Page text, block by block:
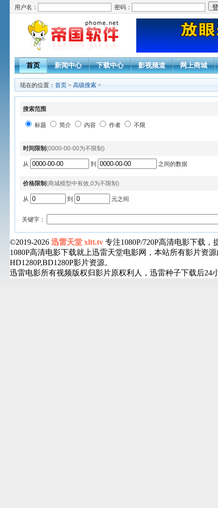
用户名： 密码：
首页 新闻中心 下载中心 影视频道 网上商城
现在的位置： 首页 > 高级搜索 >
搜索范围
标题 简介 内容 作者 不限
时间限制(0000-00-00为不限制)
从 到 之间的数据
价格限制(商城模型中有效,0为不限制)
从 到 元之间
关键字：
©2019-2026 迅雷天堂 xltt.tv 专注1080P/720P高清电影下载
1080P高清电影下载就上迅雷天堂电影网，本站所有影片资
HD1280P,BD1280P影片资源。
迅雷电影所有视频版权归影片原权利人，迅雷种子下载后